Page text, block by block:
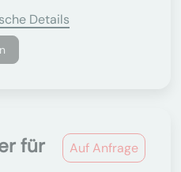
Details
Auf Anfrage
für